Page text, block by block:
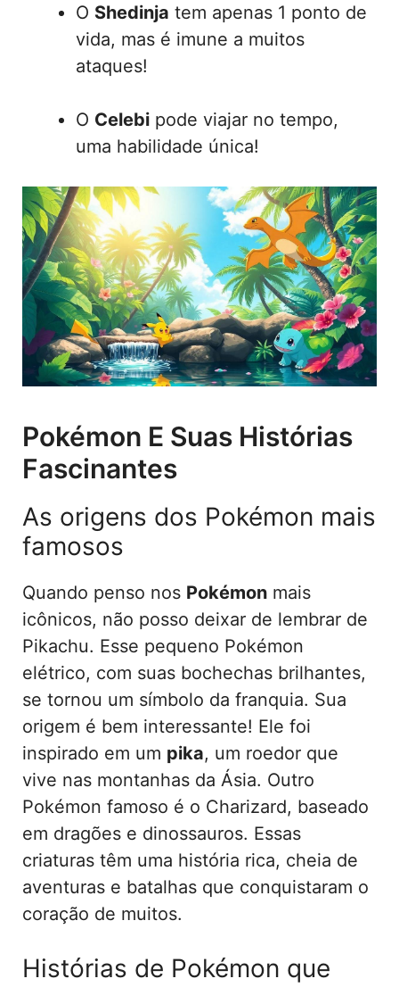
O Shedinja tem apenas 1 ponto de
vida, mas é imune a muitos
ataques!
O Celebi pode viajar no tempo,
uma habilidade única!
Pokémon E Suas Histórias
Fascinantes
As origens dos Pokémon mais
famosos
Quando penso nos Pokémon mais
icônicos, não posso deixar de lembrar de
Pikachu. Esse pequeno Pokémon
elétrico, com suas bochechas brilhantes,
se tornou um símbolo da franquia. Sua
origem é bem interessante! Ele foi
inspirado em um pika, um roedor que
vive nas montanhas da Ásia. Outro
Pokémon famoso é o Charizard, baseado
em dragões e dinossauros. Essas
criaturas têm uma história rica, cheia de
aventuras e batalhas que conquistaram o
coração de muitos.
Histórias de Pokémon que